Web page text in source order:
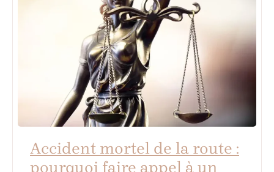
Accident mortel de la route :
pourquoi faire appel à un